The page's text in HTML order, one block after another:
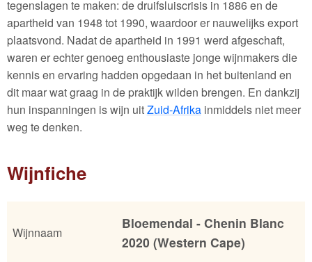
tegenslagen te maken: de druifsluiscrisis in 1886 en de
apartheid van 1948 tot 1990, waardoor er nauwelijks export
plaatsvond. Nadat de apartheid in 1991 werd afgeschaft,
waren er echter genoeg enthousiaste jonge wijnmakers die
kennis en ervaring hadden opgedaan in het buitenland en
dit maar wat graag in de praktijk wilden brengen. En dankzij
hun inspanningen is wijn uitZuid-Afrikainmiddels niet meer
weg te denken.
Wijnfiche
Wijnnaam
Bloemendal - Chenin Blanc
2020 (Western Cape)